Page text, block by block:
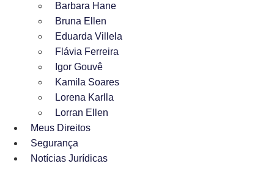
Barbara Hane
Bruna Ellen
Eduarda Villela
Flávia Ferreira
Igor Gouvê
Kamila Soares
Lorena Karlla
Lorran Ellen
Meus Direitos
Segurança
Notícias Jurídicas